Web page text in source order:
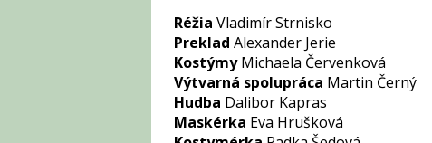
Réžia Vladimír Strnisko
Preklad Alexander Jerie
KostýmyMichaela Červenková
Výtvarná spolupráca Martin Černý
Hudba Dalibor Kapras
Maskérka Eva Hrušková